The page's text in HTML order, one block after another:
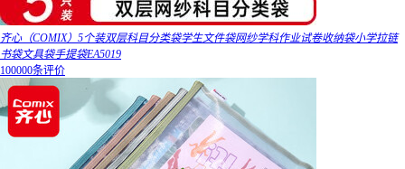
齐心（COMIX）5个装双层科目分类袋学生文件袋网纱学科作业试卷收纳袋小学拉链
书袋文具袋手提袋EA5019
100000条评价